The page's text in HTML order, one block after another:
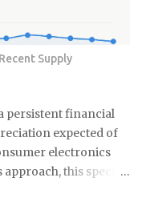
히 어린아이나 노약자
곰팡이 제거에 효과적인
는 거예요. pH가 2.5 정
들어주죠. 게다가 식초
. 시중에 파는 곰팡이 제
표백제나 각종 화학물
서 쓰기엔 부담스럽잖
, 피부에 닿아도 큰 문제
는 일반 요리용 식초면
Supply
persistent financial
expected of
electronics
approach, this specific